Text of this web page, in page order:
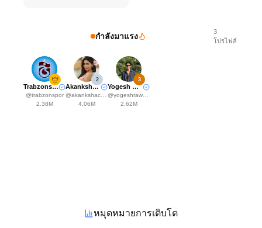
กำลังมาแรง
3
โปรไฟล์
Trabzonspor
@trabzonspor
2.38M
2
Akanksha Choudhary
@akankshachoudhary_official
4.06M
3
Yogesh Rawat
@yogeshrawat04
2.62M
หมุดหมายการเติบโต